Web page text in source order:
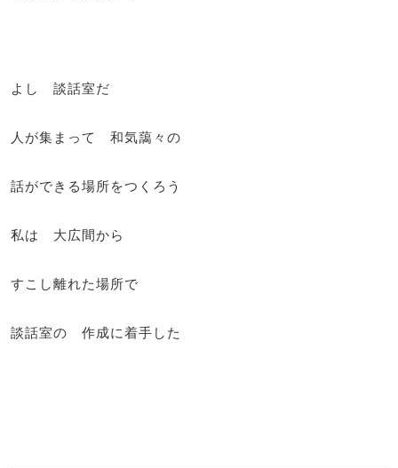
よし 談話室だ
人が集まって 和気藹々の
話ができる場所をつくろう
私は 大広間から
すこし離れた場所で
談話室の 作成に着手した